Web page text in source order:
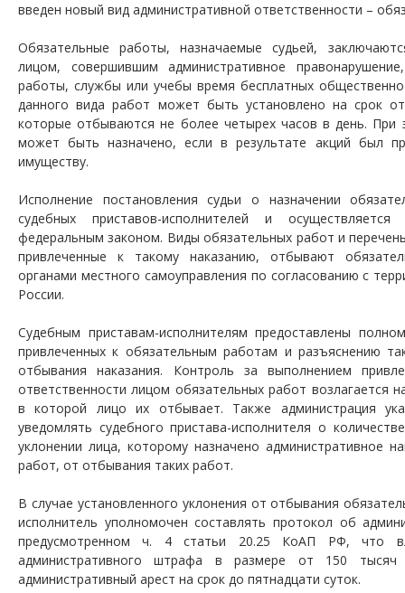
введен новый вид административной ответственности –
Обязательные работы, назначаемые судьей,
лицом, совершившим административное
работы, службы или учебы время бесплатных
данного вида работ может быть установлено на срок
которые отбываются не более четырех часов в день. При
может быть назначено, если в результате акций был
имуществу.
Исполнение постановления судьи о назначении
судебных приставов-исполнителей и
федеральным законом. Виды обязательных работ и
привлеченные к такому наказанию, отбывают
органами местного самоуправления по согласованию с
России.
Судебным приставам-исполнителям предоставлены
привлеченных к обязательным работам и разъяснению
отбывания наказания. Контроль за выполнением
ответственности лицом обязательных работ возлагается
в которой лицо их отбывает. Также администрация
уведомлять судебного пристава-исполнителя о
уклонении лица, которому назначено административное
работ, от отбывания таких работ.
В случае установленного уклонения от отбывания
исполнитель уполномочен составлять протокол об
предусмотренном ч. 4 статьи 20.25 КоАП РФ, что
административного штрафа в размере от 150
административный арест на срок до пятнадцати суток.